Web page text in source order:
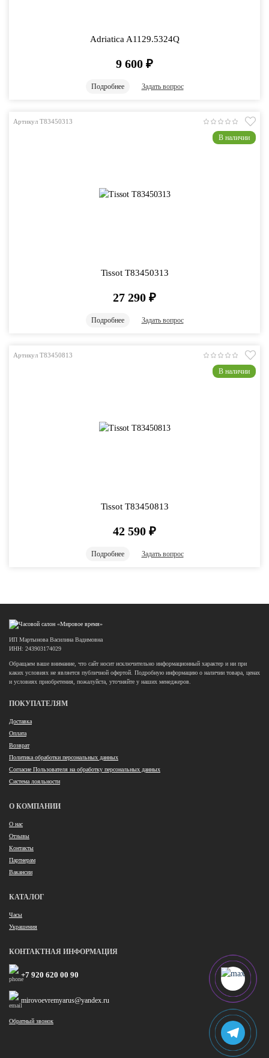
Adriatica A1129.5324Q
9 600 ₽
Подробнее Задать вопрос
Артикул T83450313
В наличии
Tissot T83450313
27 290 ₽
Подробнее Задать вопрос
Артикул T83450813
В наличии
Tissot T83450813
42 590 ₽
Подробнее Задать вопрос
ИП Мартынова Василина Вадимовна
ИНН: 243903174029
Обращаем ваше внимание, что сайт носит исключительно информационный характер и ни при
каких условиях не является публичной офертой. Подробную информацию о наличии товара, ценах
и условиях приобретения, пожалуйста, уточняйте у наших менеджеров.
ПОКУПАТЕЛЯМ
Доставка
Оплата
Возврат
Политика обработки персональных данных
Согласие Пользователя на обработку персональных данных
Система лояльности
О КОМПАНИИ
О нас
Отзывы
Контакты
Партнерам
Вакансии
КАТАЛОГ
Часы
Украшения
КОНТАКТНАЯ ИНФОРМАЦИЯ
+7 920 620 00 90
mirovoevremyarus@yandex.ru
Обратный звонок